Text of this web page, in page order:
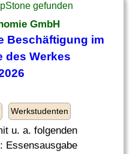
gefunden
GmbH
Beschäftigung im
des Werkes
Werkstudenten
u. a. folgenden
Essensausgabe